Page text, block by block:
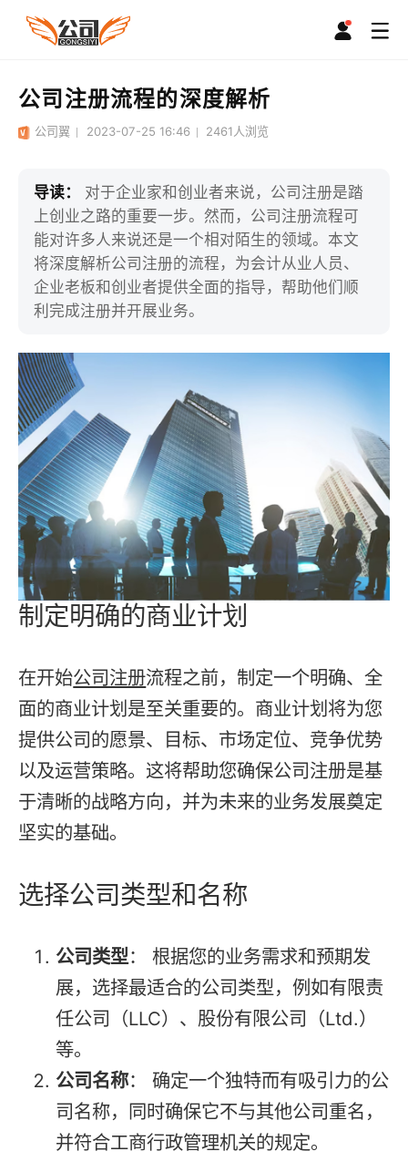
公司注册流程的深度解析
公司翼 2023-07-25 16:46 2461人浏览
导读：
对于企业家和创业者来说，公司注册是踏
上创业之路的重要一步。然而，公司注册流程可
能对许多人来说还是一个相对陌生的领域。本文
将深度解析公司注册的流程，为会计从业人员、
企业老板和创业者提供全面的指导，帮助他们顺
利完成注册并开展业务。
制定明确的商业计划
在开始公司注册流程之前，制定一个明确、全
面的商业计划是至关重要的。商业计划将为您
提供公司的愿景、目标、市场定位、竞争优势
以及运营策略。这将帮助您确保公司注册是基
于清晰的战略方向，并为未来的业务发展奠定
坚实的基础。
选择公司类型和名称
公司类型： 根据您的业务需求和预期发
展，选择最适合的公司类型，例如有限责
任公司（LLC）、股份有限公司（Ltd.）
等。
公司名称： 确定一个独特而有吸引力的公
司名称，同时确保它不与其他公司重名，
并符合工商行政管理机关的规定。